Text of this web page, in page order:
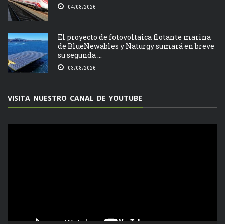
04/08/2026
El proyecto de fotovoltaica flotante marina
de BlueNewables y Naturgy sumará en breve
su segunda ...
03/08/2026
VISITA NUESTRO CANAL DE YOUTUBE